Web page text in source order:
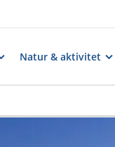
Natur & aktivitet